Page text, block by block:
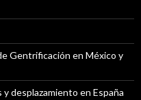
Gentrificación en México y
desplazamiento en España